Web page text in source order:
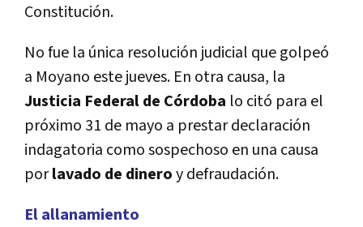
Constitución.
No fue la única resolución judicial que golpeó
a Moyano este jueves. En otra causa, la
Justicia Federal de Córdoba lo citó para el
próximo 31 de mayo a prestar declaración
indagatoria como sospechoso en una causa
porlavado de dineroy defraudación.
El allanamiento